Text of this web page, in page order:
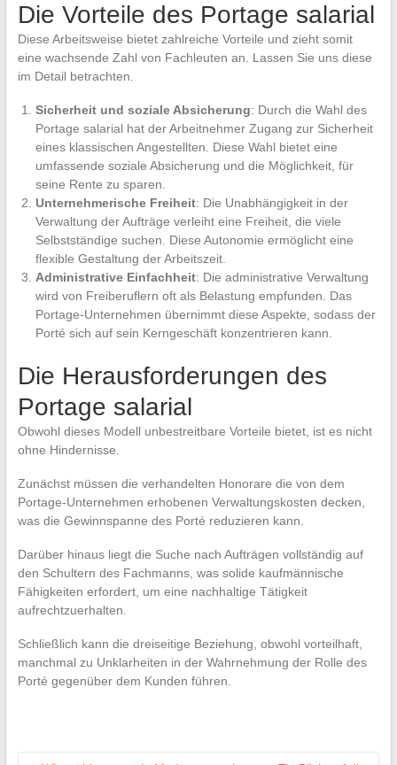
Die Vorteile des Portage salarial
Diese Arbeitsweise bietet zahlreiche Vorteile und zieht somit
eine wachsende Zahl von Fachleuten an. Lassen Sie uns diese
im Detail betrachten.
Sicherheit und soziale Absicherung: Durch die Wahl des
Portage salarial hat der Arbeitnehmer Zugang zur Sicherheit
eines klassischen Angestellten. Diese Wahl bietet eine
umfassende soziale Absicherung und die Möglichkeit, für
seine Rente zu sparen.
Unternehmerische Freiheit: Die Unabhängigkeit in der
Verwaltung der Aufträge verleiht eine Freiheit, die viele
Selbstständige suchen. Diese Autonomie ermöglicht eine
flexible Gestaltung der Arbeitszeit.
Administrative Einfachheit: Die administrative Verwaltung
wird von Freiberuflern oft als Belastung empfunden. Das
Portage-Unternehmen übernimmt diese Aspekte, sodass der
Porté sich auf sein Kerngeschäft konzentrieren kann.
Die Herausforderungen des
Portage salarial
Obwohl dieses Modell unbestreitbare Vorteile bietet, ist es nicht
ohne Hindernisse.
Zunächst müssen die verhandelten Honorare die von dem
Portage-Unternehmen erhobenen Verwaltungskosten decken,
was die Gewinnspanne des Porté reduzieren kann.
Darüber hinaus liegt die Suche nach Aufträgen vollständig auf
den Schultern des Fachmanns, was solide kaufmännische
Fähigkeiten erfordert, um eine nachhaltige Tätigkeit
aufrechtzuerhalten.
Schließlich kann die dreiseitige Beziehung, obwohl vorteilhaft,
manchmal zu Unklarheiten in der Wahrnehmung der Rolle des
Porté gegenüber dem Kunden führen.